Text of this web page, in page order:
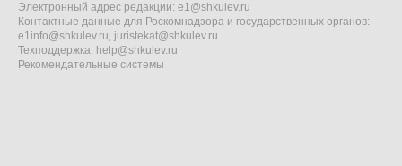
Электронный адрес редакции: e1@shkulev.ru
Контактные данные для Роскомнадзора и государственных органов:
e1info@shkulev.ru, juristekat@shkulev.ru
Техподдержка: help@shkulev.ru
Рекомендательные системы